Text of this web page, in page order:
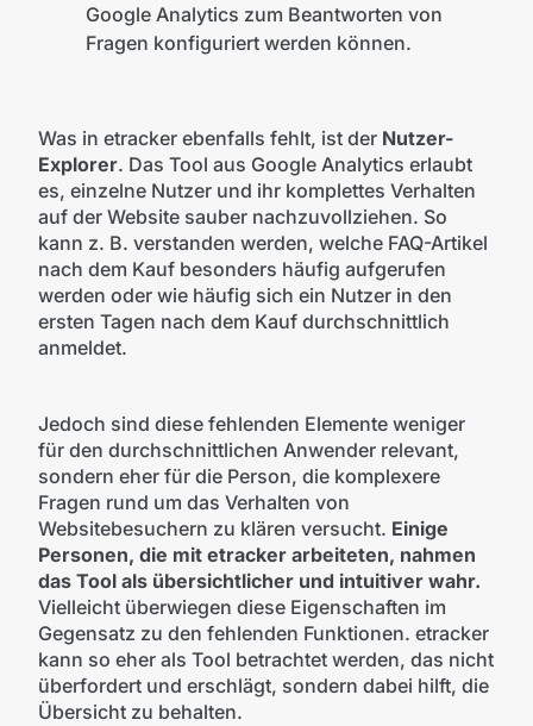
Google Analytics zum Beantworten von
Fragen konfiguriert werden können.
Was in etracker ebenfalls fehlt, ist der Nutzer-
Explorer. Das Tool aus Google Analytics erlaubt
es, einzelne Nutzer und ihr komplettes Verhalten
auf der Website sauber nachzuvollziehen. So
kann z. B. verstanden werden, welche FAQ-Artikel
nach dem Kauf besonders häufig aufgerufen
werden oder wie häufig sich ein Nutzer in den
ersten Tagen nach dem Kauf durchschnittlich
anmeldet.
Jedoch sind diese fehlenden Elemente weniger
für den durchschnittlichen Anwender relevant,
sondern eher für die Person, die komplexere
Fragen rund um das Verhalten von
Websitebesuchern zu klären versucht. Einige
Personen, die mit etracker arbeiteten, nahmen
das Tool als übersichtlicher und intuitiver wahr.
Vielleicht überwiegen diese Eigenschaften im
Gegensatz zu den fehlenden Funktionen. etracker
kann so eher als Tool betrachtet werden, das nicht
überfordert und erschlägt, sondern dabei hilft, die
Übersicht zu behalten.